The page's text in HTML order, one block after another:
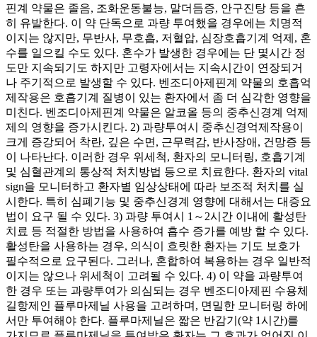
핀계 약물은 졸음, 조화운동불능, 말더듬증, 안구진탕 등을 흔
히 유발한다. 이 약 단독으로 과량 투여했을 경우에는 치명적
이지는 않지만, 무반사, 무호흡, 저혈압, 심장호흡기계 억제, 혼
수를 일으킬 수도 있다. 혼수가 발생한 경우에는 단 몇시간 정
도만 지속되기도 하지만 고령자에서는 지속시간이 연장되거
나 주기적으로 발생할 수 있다. 벤조디아제핀계 약물의 호흡억
제작용은 호흡기계 질병이 있는 환자에서 좀 더 심각한 영향을
미친다. 벤조디아제핀계 약물은 알코올 등의 중추신경계 억제
제의 영향을 증가시킨다. 2) 과량투여시 중추신경억제작용이
크게 증강되어 착란, 깊은 수면, 근무력감, 반사장애, 건망증 등
이 나타난다. 이러한 경우 위세척, 환자의 모니터링, 호흡기계
및 심혈관계의 통상적 처치방법 등으로 치료한다. 환자의 vital
sign을 모니터하고 환자별 임상상태에 따라 보조적 처치를 실
시한다. 특히 심폐기능 및 중추신경계 영향에 대해서는 대증요
법이 요구 될 수 있다. 3) 과량 투여시 1～2시간 이내에 활성탄
치료 등 적절한 방법을 사용하여 흡수 증가를 예방 할 수 있다.
활성탄을 사용하는 경우, 의식이 흐릿한 환자는 기도 보호가
필수적으로 요구된다. 그러나, 혼합하여 복용하는 경우 일반적
이지는 않으나 위세척이 고려될 수 있다. 4) 이 약을 과량투여
한 경우 또는 과량투여가 의심되는 경우 벤조디아제핀 수용체
길항제인 플루마제닐 사용을 고려하며, 면밀한 모니터링 하에
서만 투여해야 한다. 플루마제닐은 짧은 반감기(약 1시간)를